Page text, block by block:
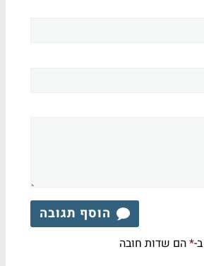
הוסף תגובה
*הם שדות חובה